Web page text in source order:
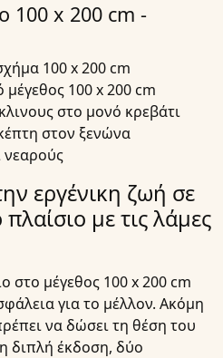
100 x 200 cm -
100 x 200 cm
100 x 200 cm
στο μονό κρεβάτι
στον ξενώνα
νεαρούς
εργένικη ζωή σε
με τις λάμες
στο μέγεθος 100 x 200 cm
για το μέλλον. Ακόμη
να δώσει τη θέση του
διπλή έκδοση, δύο